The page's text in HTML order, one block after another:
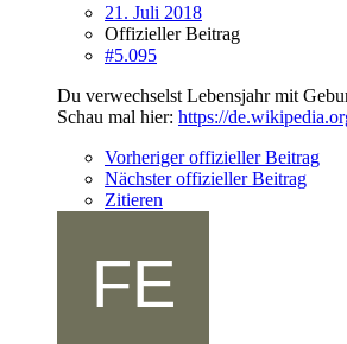
21. Juli 2018
Offizieller Beitrag
#5.095
Du verwechselst Lebensjahr mit
Schau mal hier: https://
Vorheriger offizieller Beitrag
Nächster offizieller Beitrag
Zitieren